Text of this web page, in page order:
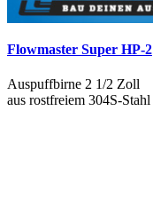
Flowmaster Super HP-2
Auspuffbirne 2 1/2 Zoll
aus rostfreiem 304S-Stahl